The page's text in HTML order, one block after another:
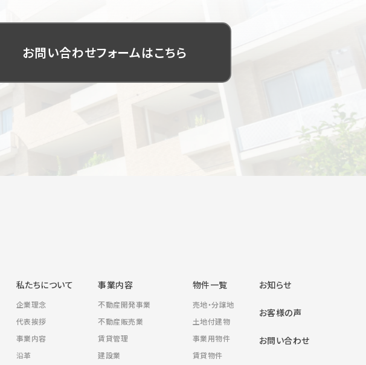
お客様の声
お知らせ
お問い合わせ
お問い合わせフォームはこちら
私たちについて
企業理念
代表挨拶
事業内容
沿革
事業内容
不動産開発事業
不動産販売業
賃貸管理
建設業
物件一覧
売地・分譲地
土地付建物
事業用物件
賃貸物件
お知らせ
お客様の声
お問い合わせ